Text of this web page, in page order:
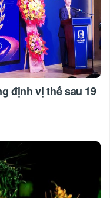
định vị thế sau 19